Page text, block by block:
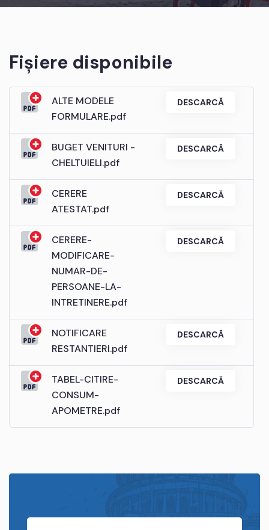
Fișiere disponibile
ALTE MODELE
FORMULARE.pdf
DESCARCĂ
BUGET VENITURI -
CHELTUIELI.pdf
DESCARCĂ
CERERE
ATESTAT.pdf
DESCARCĂ
CERERE-
MODIFICARE-
NUMAR-DE-
PERSOANE-LA-
INTRETINERE.pdf
DESCARCĂ
NOTIFICARE
RESTANTIERI.pdf
DESCARCĂ
TABEL-CITIRE-
CONSUM-
APOMETRE.pdf
DESCARCĂ